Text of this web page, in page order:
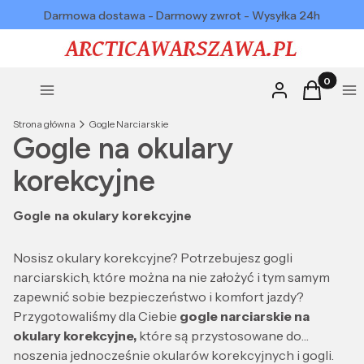
Darmowa dostawa - Darmowy zwrot - Wysyłka 24h
Menu Zaloguj sięProdukty
Koszyk
Strona główna Gogle Narciarskie
Gogle na okulary
korekcyjne
Gogle na okulary korekcyjne
Nosisz okulary korekcyjne? Potrzebujesz gogli
narciarskich, które można na nie założyć i tym samym
zapewnić sobie bezpieczeństwo i komfort jazdy?
Przygotowaliśmy dla Ciebie gogle narciarskie na
okulary korekcyjne, które są przystosowane do
noszenia jednocześnie okularów korekcyjnych i gogli.